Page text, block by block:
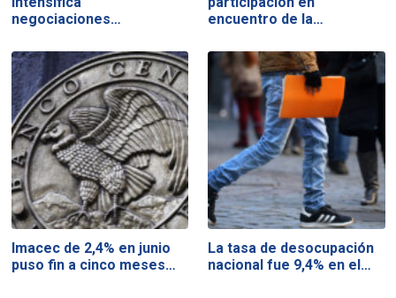
negociaciones…
encuentro de la…
Imacec de 2,4% en junio
puso fin a cinco meses…
La tasa de desocupación
nacional fue 9,4% en el…